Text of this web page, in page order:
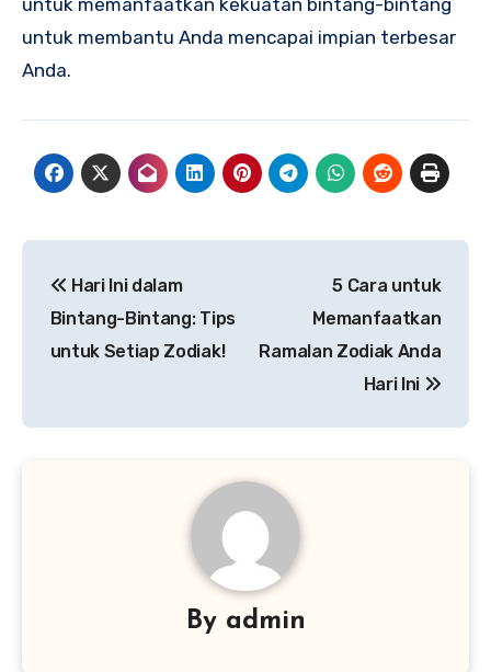
untuk memanfaatkan kekuatan bintang-bintang
untuk membantu Anda mencapai impian terbesar
Anda.
pos
Hari Ini dalam
Bintang-Bintang: Tips
untuk Setiap Zodiak!
5 Cara untuk
Memanfaatkan
Ramalan Zodiak Anda
Hari Ini
By admin